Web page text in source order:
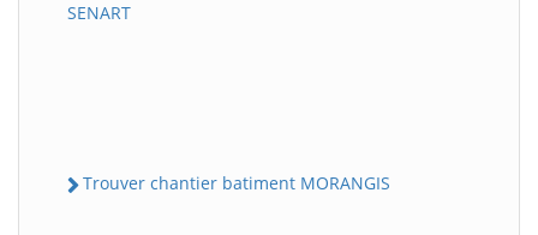
SENART
Trouver chantier batiment MORANGIS